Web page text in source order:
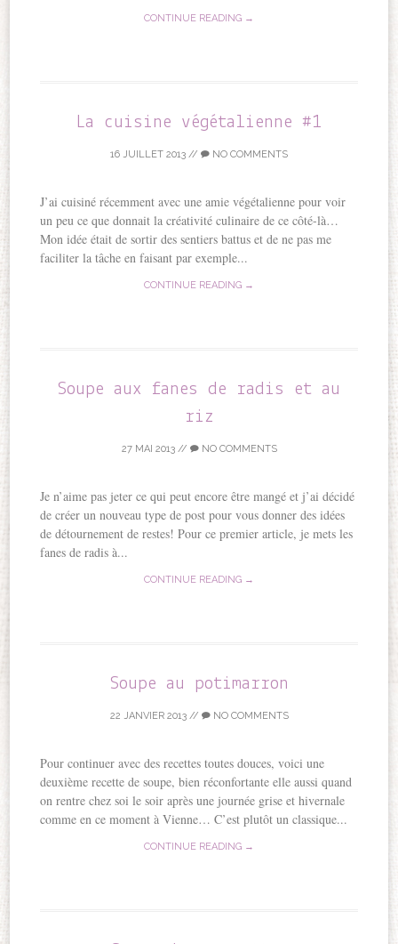
CONTINUE READING →
La cuisine végétalienne #1
16 JUILLET 2013 // NO COMMENTS
J’ai cuisiné récemment avec une amie végétalienne pour voir
un peu ce que donnait la créativité culinaire de ce côté-là…
Mon idée était de sortir des sentiers battus et de ne pas me
faciliter la tâche en faisant par exemple...
CONTINUE READING →
Soupe aux fanes de radis et au
riz
27 MAI 2013// NO COMMENTS
Je n’aime pas jeter ce qui peut encore être mangé et j’ai décidé
de créer un nouveau type de post pour vous donner des idées
de détournement de restes! Pour ce premier article, je mets les
fanes de radis à...
CONTINUE READING →
Soupe au potimarron
22 JANVIER 2013// NO COMMENTS
Pour continuer avec des recettes toutes douces, voici une
deuxième recette de soupe, bien réconfortante elle aussi quand
on rentre chez soi le soir après une journée grise et hivernale
comme en ce moment à Vienne… C’est plutôt un classique...
CONTINUE READING →